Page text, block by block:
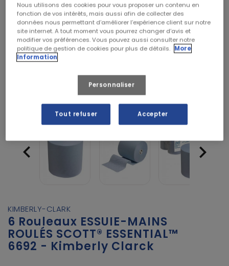
 
KIMBERLY-CLARK
6 Rouleaux ESSUIE-MAINS
ROULÉS SCOTT® ESSENTIAL™
6692 - Kimberly Clarck
Nous utilisons des cookies pour vous proposer un contenu en
fonction de vos intérêts, mais aussi afin de collecter des
données nous permettant d’améliorer l’expérience client sur notre
site internet. A tout moment vous pourrez changer d’avis et
modifier vos préférences. Vous pouvez aussi consulter notre
politique de gestion de cookies pour plus de détails. More
Information
Personnaliser
Tout refuser Accepter